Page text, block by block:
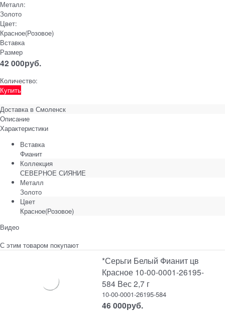
Металл:
Золото
Цвет:
Красное(Розовое)
Вставка
Размер
42 000руб.
Количество:
Купить
Доставка в Смоленск
Описание
Характеристики
Вставка
Фианит
Коллекция
СЕВЕРНОЕ СИЯНИЕ
Металл
Золото
Цвет
Красное(Розовое)
Видео
С этим товаром покупают
*Серьги Белый Фианит цв
Красное 10-00-0001-26195-
584 Вес 2,7 г
10-00-0001-26195-584
46 000руб.